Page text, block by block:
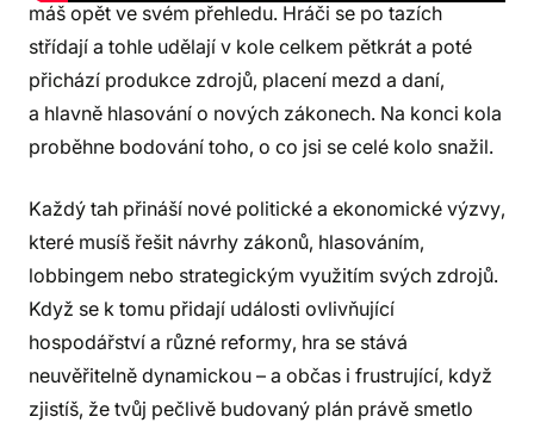
máš opět ve svém přehledu. Hráči se po tazích
střídají a tohle udělají v kole celkem pětkrát a poté
přichází produkce zdrojů, placení mezd a daní,
a hlavně hlasování o nových zákonech. Na konci kola
proběhne bodování toho, o co jsi se celé kolo snažil.
Každý tah přináší nové politické a ekonomické výzvy,
které musíš řešit návrhy zákonů, hlasováním,
lobbingem nebo strategickým využitím svých zdrojů.
Když se k tomu přidají události ovlivňující
hospodářství a různé reformy, hra se stává
neuvěřitelně dynamickou – a občas i frustrující, když
zjistíš, že tvůj pečlivě budovaný plán právě smetlo